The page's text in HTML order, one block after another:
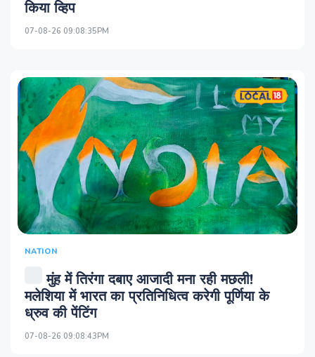
किया व्हिप
07-08-26 09:08:35PM
NATION
मुंह में तिरंगा दबाए आजादी मना रही मछली!
मलेशिया में भारत का प्रतिनिधित्व करेगी पूर्णिया के
ध्रुव की पेंटिंग
07-08-26 09:08:43PM